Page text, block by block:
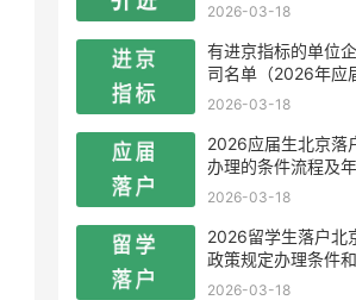
2026-03-18
有进京指标的单位
司名单（2026年应
学生）
2026-03-18
2026应届生北京落
办理的条件流程及
制
2026-03-18
2026留学生落户北
政策规定办理条件
及流程
2026-03-18